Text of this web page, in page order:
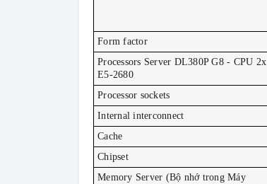
Form factor
Processors Server DL380P G8 - CPU 2x
E5-2680
Processor sockets
Internal interconnect
Cache
Chipset
Memory Server (Bộ nhớ trong Máy